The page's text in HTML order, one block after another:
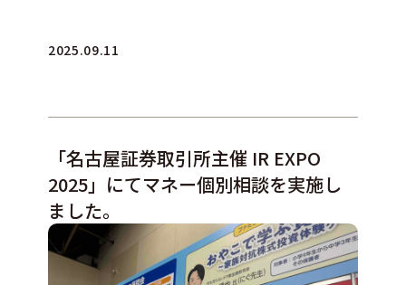
2025.09.11
「名古屋証券取引所主催 IR EXPO
2025」にてマネー個別相談を実施し
ました。